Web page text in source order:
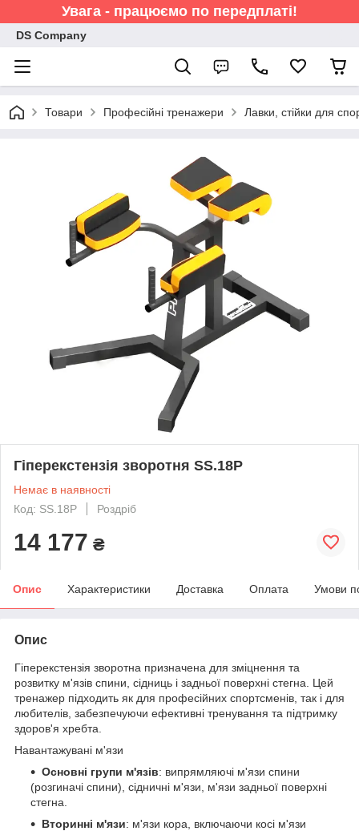
Увага - працюємо по передплаті!
DS Company
Товари Професійні тренажери Лавки, стійки для
Гіперекстензія зворотня SS.18P
Немає в наявності
Код: SS.18P
Роздріб
14 177 ₴
Опис Характеристики Доставка Оплата Умови
Опис
Гіперекстензія зворотна призначена для зміцнення та
розвитку м'язів спини, сідниць і задньої поверхні стегна. Цей
тренажер підходить як для професійних спортсменів, так і для
любителів, забезпечуючи ефективні тренування та підтримку
здоров'я хребта.
Навантажувані м'язи
Основні групи м'язів: випрямляючі м'язи спини
(розгиначі спини), сідничні м'язи, м'язи задньої поверхні
стегна.
Вторинні м'язи: м'язи кора, включаючи косі м'язи